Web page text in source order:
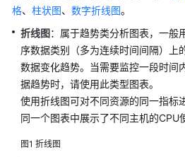
计
说
明
快
速
入
格、 柱状图、 数字折线图。
折线图：属于趋势类分析图表，一般
序数据类别（多为连续时间间隔）上
数据变化趋势。当需要监控一段时间
据趋势时，请使用此类型图表。
使用折线图可对不同资源的同一指标
同一个图表中展示了不同主机的CPU
图1 折线图